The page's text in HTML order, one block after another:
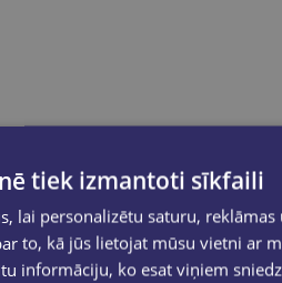
tiek izmantoti sīkfaili
lai personalizētu saturu,
to, kā jūs lietojat mūsu vietni ar
informāciju, ko esat viņiem